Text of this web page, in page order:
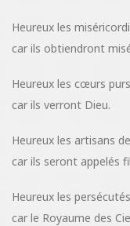
Heureux les
car ils obtiendront
Heureux les cœurs
car ils verront Dieu.
Heureux les artisans
car ils seront appelés
Heureux les
car le Royaume des